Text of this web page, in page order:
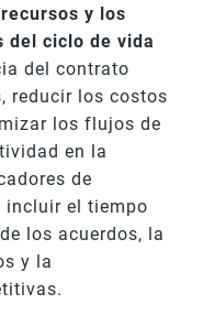
y los
del ciclo de vida
del contrato
reducir los costos
los flujos de
en la
de
incluir el tiempo
los acuerdos, la
y la